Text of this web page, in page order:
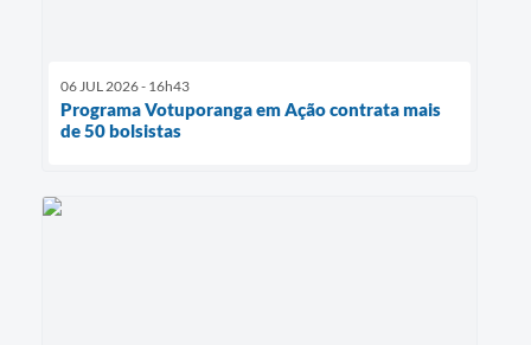
06 JUL 2026 - 16h43
Programa Votuporanga em Ação contrata mais
de 50 bolsistas